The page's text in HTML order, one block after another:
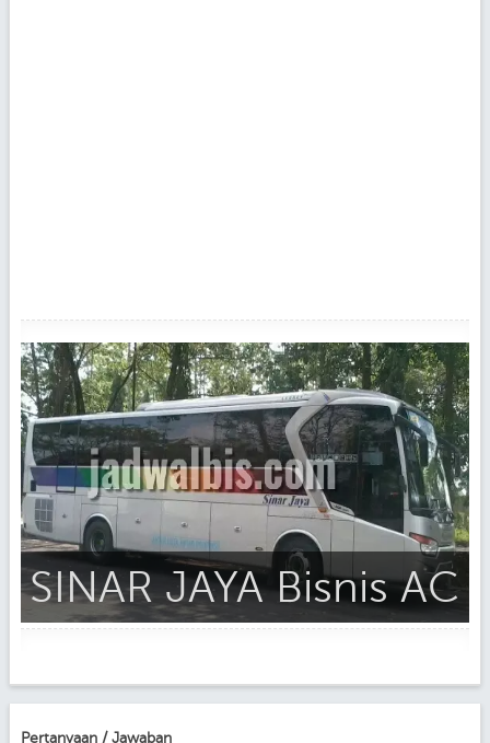
SINAR JAYA Bisnis AC
Pertanyaan / Jawaban